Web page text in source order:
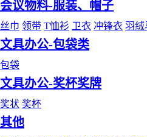
会议物料-服装、帽子
丝巾 领带 T恤衫 卫衣 冲锋衣 羽绒
文具办公-包袋类
包袋
文具办公-奖杯奖牌
奖状 奖杯
其他